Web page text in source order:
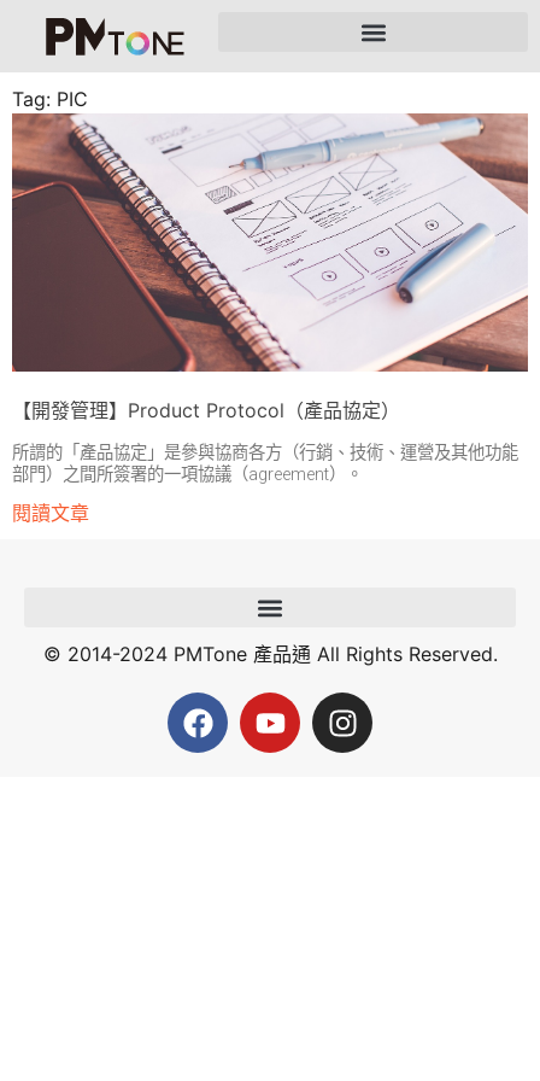
Tag: PIC
【開發管理】Product Protocol（產品協定）
所謂的「產品協定」是參與協商各方（行銷、技術、運營及其他功能
部門）之間所簽署的一項協議（agreement）。
閱讀文章
© 2014-2024 PMTone 產品通 All Rights Reserved.